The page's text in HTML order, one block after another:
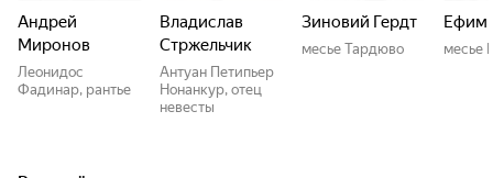
Андрей
Миронов
Леонидос
Фадинар, рантье
Владислав
Стржельчик
Антуан Петипьер
Нонанкур, отец
невесты
Зиновий Гердт
месье Тардюво
Ефим
месье